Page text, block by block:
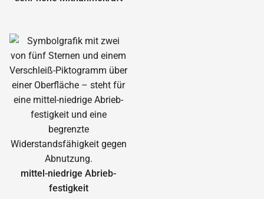
mittel-niedrige Abrieb­
festigkeit